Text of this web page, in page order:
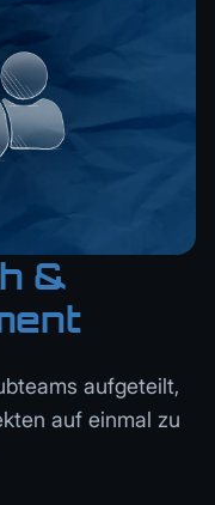
&
aufgeteilt,
auf einmal zu